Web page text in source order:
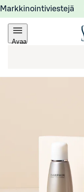
Markkinointiviestejä
Avaa